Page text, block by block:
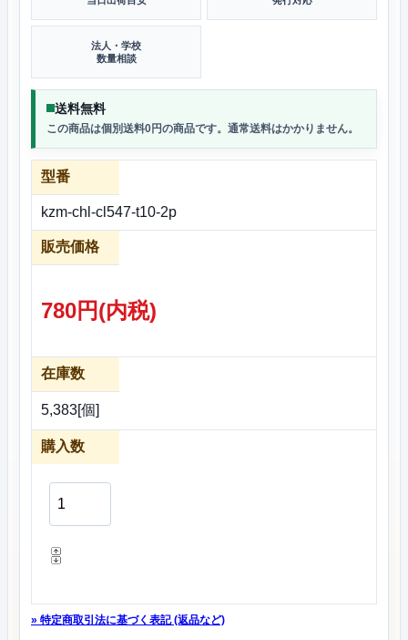
法人・学校
数量相談
送料無料
この商品は個別送料0円の商品です。通常送料はかかりません。
型番
kzm-chl-cl547-t10-2p
販売価格
780円(内税)
在庫数
5,383[個]
購入数
» 特定商取引法に基づく表記 (返品など)